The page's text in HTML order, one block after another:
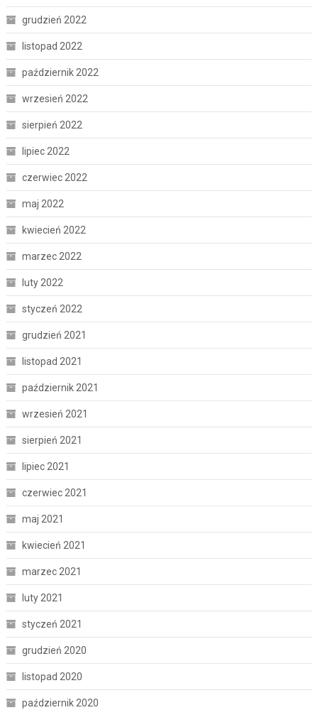
grudzień 2022
listopad 2022
październik 2022
wrzesień 2022
sierpień 2022
lipiec 2022
czerwiec 2022
maj 2022
kwiecień 2022
marzec 2022
luty 2022
styczeń 2022
grudzień 2021
listopad 2021
październik 2021
wrzesień 2021
sierpień 2021
lipiec 2021
czerwiec 2021
maj 2021
kwiecień 2021
marzec 2021
luty 2021
styczeń 2021
grudzień 2020
listopad 2020
październik 2020